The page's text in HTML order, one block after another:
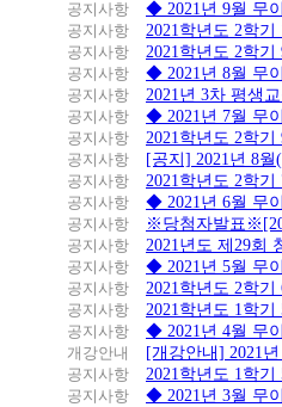
공지사항
◆ 2021년 9월 무
공지사항
2021학년도 2학
공지사항
2021학년도 2학
공지사항
◆ 2021년 8월 무
공지사항
2021년 3차 평생
공지사항
◆ 2021년 7월 무
공지사항
2021학년도 2학
공지사항
[공지] 2021년 8
공지사항
2021학년도 2학
공지사항
◆ 2021년 6월 무
공지사항
※당첨자발표
공지사항
2021년도 제29회
공지사항
◆ 2021년 5월 무
공지사항
2021학년도 2학
공지사항
2021학년도 1학
공지사항
◆ 2021년 4월 무
개강안내
[개강안내] 2021
공지사항
2021학년도 1학
공지사항
◆ 2021년 3월 무